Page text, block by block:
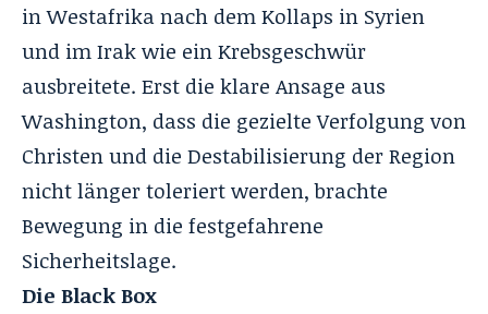
in Westafrika nach dem Kollaps in Syrien
und im Irak wie ein Krebsgeschwür
ausbreitete. Erst die klare Ansage aus
Washington, dass die gezielte Verfolgung von
Christen und die Destabilisierung der Region
nicht länger toleriert werden, brachte
Bewegung in die festgefahrene
Sicherheitslage.
Die Black Box